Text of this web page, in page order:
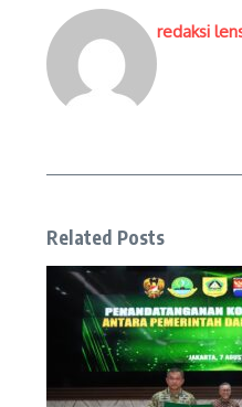
redaksi
Related Posts